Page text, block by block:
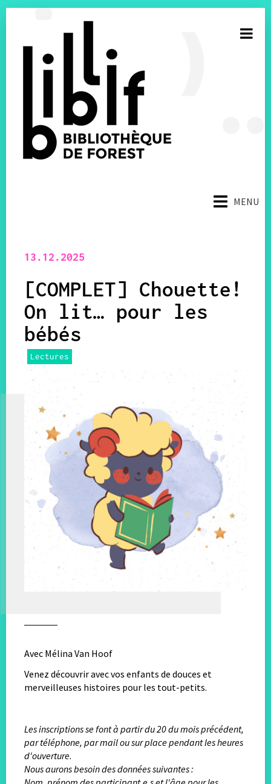
MENU
13.12.2025
[COMPLET] Chouette!
On lit… pour les
bébés
Lectures
Avec Mélina Van Hoof
Venez découvrir avec vos enfants de douces et
merveilleuses histoires pour les tout-petits.
Les inscriptions se font à partir du 20 du mois précédent,
par téléphone, par mail ou sur place pendant les heures
d'ouverture.
Nous aurons besoin des données suivantes :